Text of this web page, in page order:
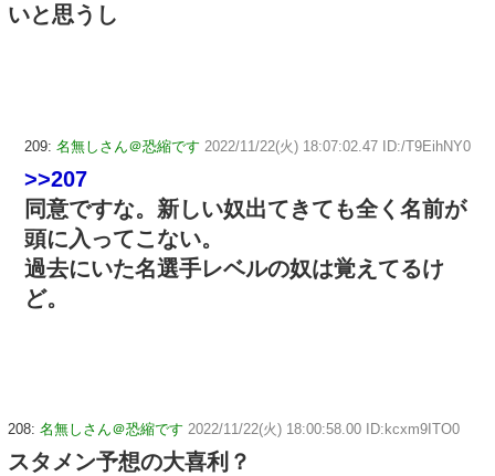
いと思うし
209: 名無しさん＠恐縮です 2022/11/22(火) 18:07:02.47 ID:/T9EihNY0
>>207
同意ですな。新しい奴出てきても全く名前が
頭に入ってこない。
過去にいた名選手レベルの奴は覚えてるけ
ど。
208: 名無しさん＠恐縮です 2022/11/22(火) 18:00:58.00 ID:kcxm9ITO0
スタメン予想の大喜利？